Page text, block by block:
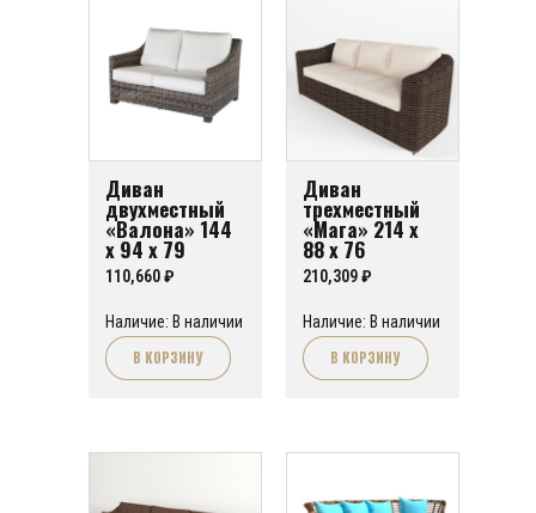
Диван
двухместный
«Валона» 144
х 94 х 79
110,660₽
Наличие: В наличии
В КОРЗИНУ
Диван
трехместный
«Мага» 214 х
88 х 76
210,309₽
Наличие: В наличии
В КОРЗИНУ